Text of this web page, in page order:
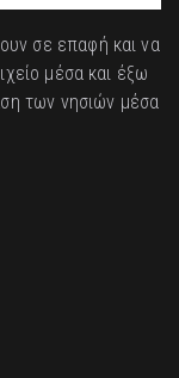
σε επαφή και να
μέσα και έξω
των νησιών μέσα